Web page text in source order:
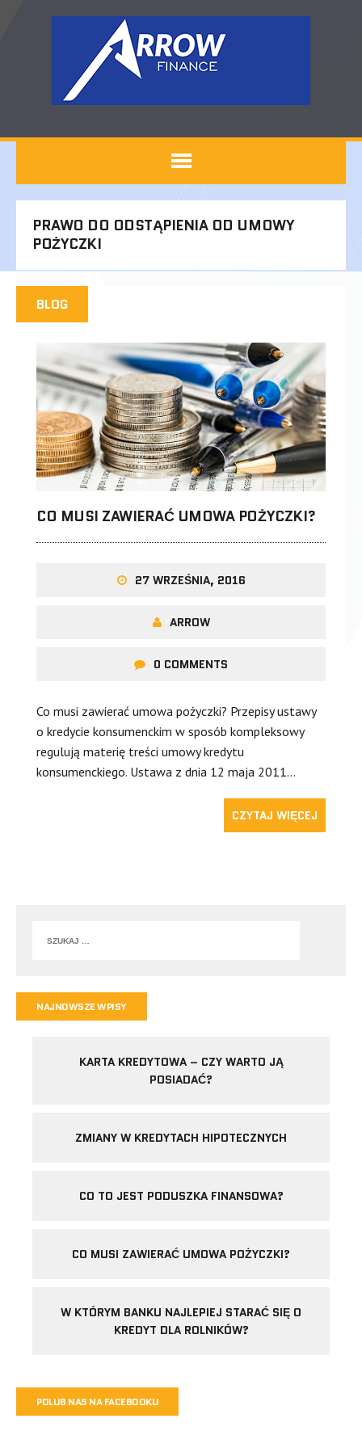
PRAWO DO ODSTĄPIENIA OD UMOWY
POŻYCZKI
BLOG
CO MUSI ZAWIERAĆ UMOWA POŻYCZKI?
27 WRZEŚNIA, 2016
ARROW
0 COMMENTS
Co musi zawierać umowa pożyczki? Przepisy ustawy
o kredycie konsumenckim w sposób kompleksowy
regulują materię treści umowy kredytu
konsumenckiego. Ustawa z dnia 12 maja 2011…
CZYTAJ WIĘCEJ
NAJNOWSZE WPISY
KARTA KREDYTOWA – CZY WARTO JĄ
POSIADAĆ?
ZMIANY W KREDYTACH HIPOTECZNYCH
CO TO JEST PODUSZKA FINANSOWA?
CO MUSI ZAWIERAĆ UMOWA POŻYCZKI?
W KTÓRYM BANKU NAJLEPIEJ STARAĆ SIĘ O
KREDYT DLA ROLNIKÓW?
POLUB NAS NA FACEBOOKU